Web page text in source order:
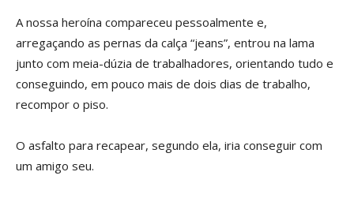
A nossa heroína compareceu pessoalmente e,
arregaçando as pernas da calça “jeans”, entrou na lama
junto com meia-dúzia de trabalhadores, orientando tudo e
conseguindo, em pouco mais de dois dias de trabalho,
recompor o piso.
O asfalto para recapear, segundo ela, iria conseguir com
um amigo seu.